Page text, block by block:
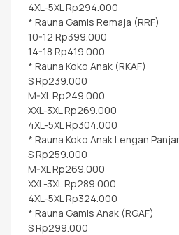
4XL-5XL Rp294.000
* Rauna Gamis Remaja (RRF)
10-12 Rp399.000
14-18 Rp419.000
* Rauna Koko Anak (RKAF)
S Rp239.000
M-XL Rp249.000
XXL-3XL Rp269.000
4XL-5XL Rp304.000
* Rauna Koko Anak Lengan
S Rp259.000
M-XL Rp269.000
XXL-3XL Rp289.000
4XL-5XL Rp324.000
* Rauna Gamis Anak (RGAF)
S Rp299.000